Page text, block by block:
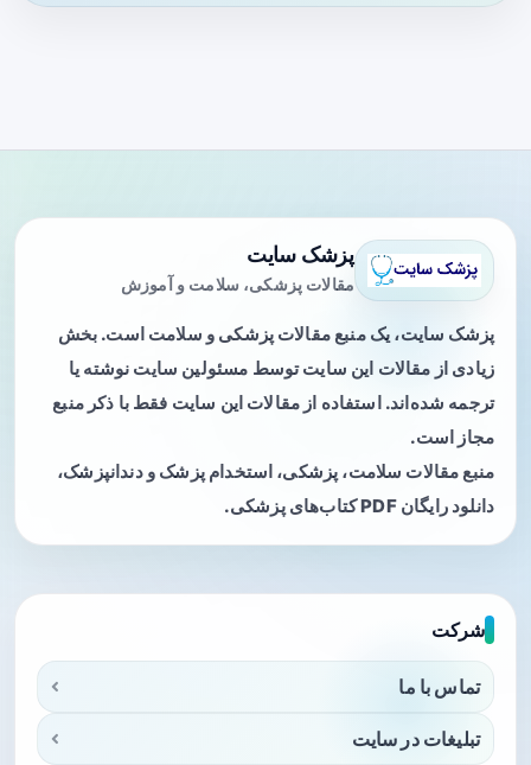
پزشک سایت
مقالات پزشکی، سلامت و آموزش
پزشک سایت، یک منبع مقالات پزشکی و سلامت است. بخش
زیادی از مقالات این سایت توسط مسئولین سایت نوشته یا
ترجمه شده‌اند. استفاده از مقالات این سایت فقط با ذکر منبع
مجاز است.
منبع مقالات سلامت، پزشکی، استخدام پزشک و دندانپزشک،
دانلود رایگان PDF کتاب‌های پزشکی.
شرکت
تماس با ما
تبلیغات در سایت